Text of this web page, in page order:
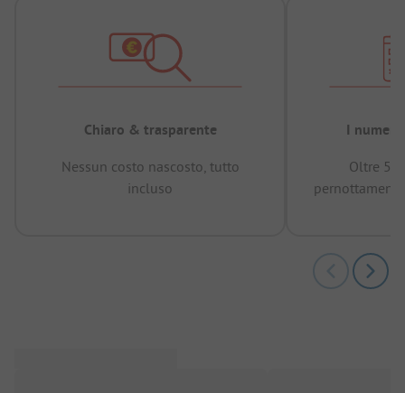
Chiaro & trasparente
Nessun costo nascosto, tutto
incluso
I numeri
Oltre